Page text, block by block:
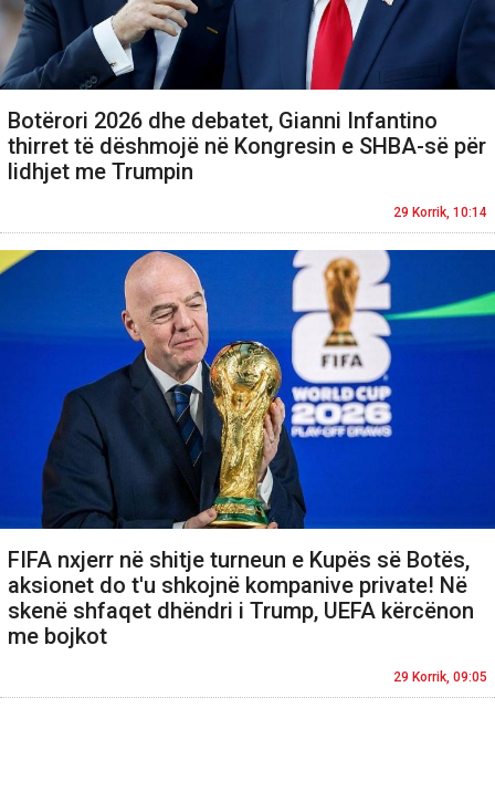
Botërori 2026 dhe debatet, Gianni Infantino
thirret të dëshmojë në Kongresin e SHBA-së për
lidhjet me Trumpin
29 Korrik, 10:14
FIFA nxjerr në shitje turneun e Kupës së Botës,
aksionet do t'u shkojnë kompanive private! Në
skenë shfaqet dhëndri i Trump, UEFA kërcënon
me bojkot
29 Korrik, 09:05